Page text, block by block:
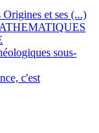
et ses (...)
sous-
c'est